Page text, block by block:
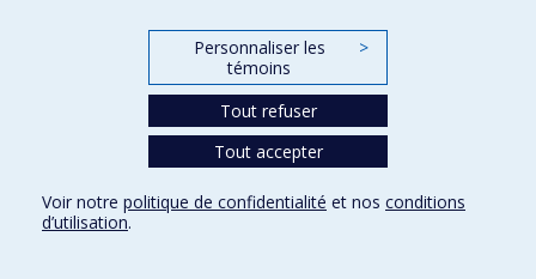
Ioannis
Personnaliser les
témoins
>
Tout refuser
Tout accepter
Voir notre politique de confidentialité et nos conditions
d’utilisation.